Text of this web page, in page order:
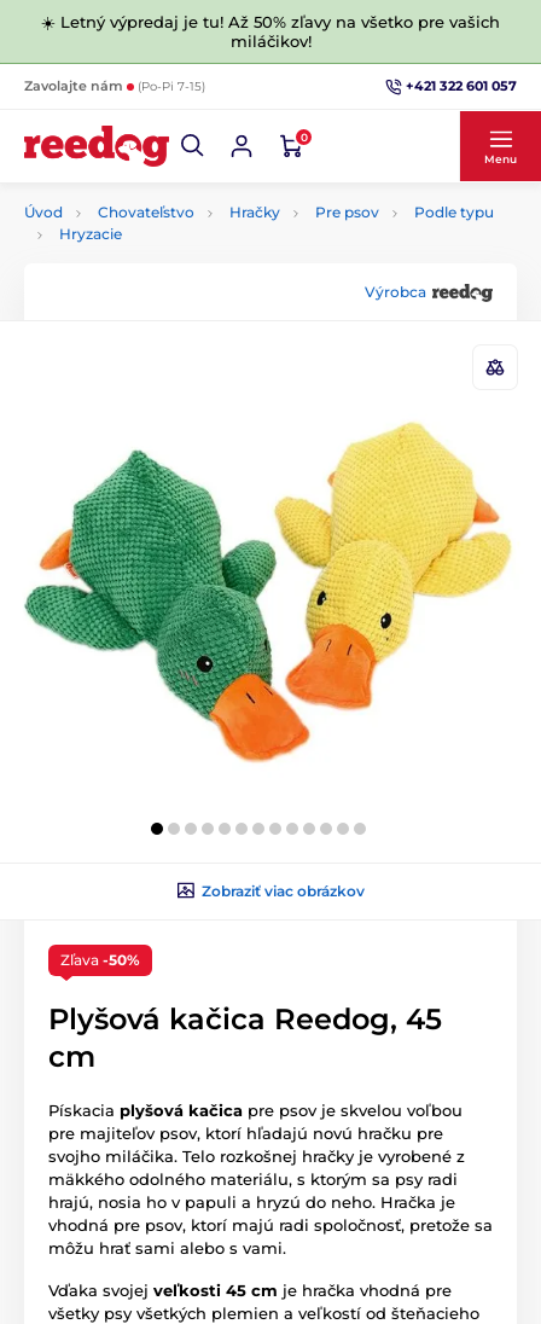
☀️ Letný výpredaj je tu! Až 50% zľavy na všetko pre vašich
miláčikov!
Zavolajte nám (Po-Pi 7-15) +421 322 601 057
0
Menu
Úvod Chovateľstvo Hračky Pre psov
Podle typu
Hryzacie
Výrobca
Zobraziť viac obrázkov
Zľava -50%
Plyšová kačica Reedog, 45
cm
Pískacia plyšová kačica pre psov je skvelou voľbou
pre majiteľov psov, ktorí hľadajú novú hračku pre
svojho miláčika. Telo rozkošnej hračky je vyrobené z
mäkkého odolného materiálu, s ktorým sa psy radi
hrajú, nosia ho v papuli a hryzú do neho. Hračka je
vhodná pre psov, ktorí majú radi spoločnosť, pretože sa
môžu hrať sami alebo s vami.
Vďaka svojej veľkosti 45 cm je hračka vhodná pre
všetky psy všetkých plemien a veľkostí od šteňacieho